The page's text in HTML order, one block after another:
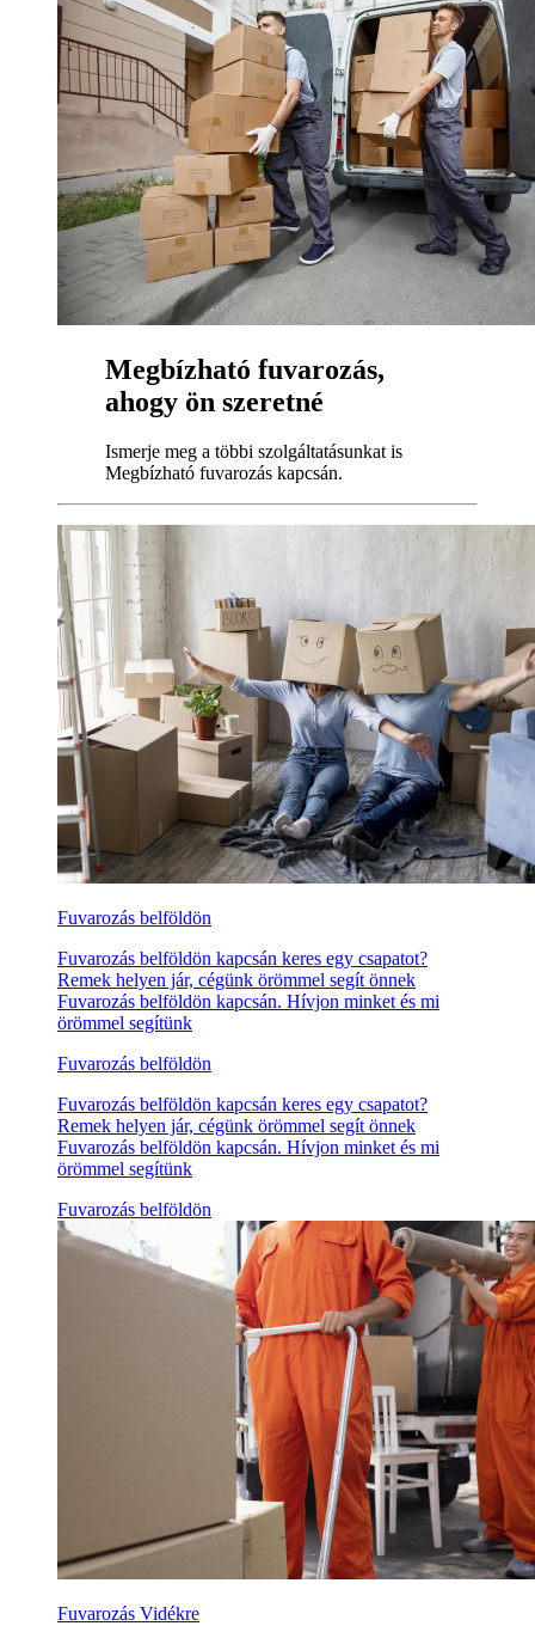
Megbízható fuvarozás,
ahogy ön szeretné
Ismerje meg a többi szolgáltatásunkat is
Megbízható fuvarozás kapcsán.
Fuvarozás belföldön
Fuvarozás belföldön kapcsán keres egy csapatot?
Remek helyen jár, cégünk örömmel segít önnek
Fuvarozás belföldön kapcsán. Hívjon minket és mi
örömmel segítünk
Fuvarozás belföldön
Fuvarozás belföldön kapcsán keres egy csapatot?
Remek helyen jár, cégünk örömmel segít önnek
Fuvarozás belföldön kapcsán. Hívjon minket és mi
örömmel segítünk
Fuvarozás belföldön
Fuvarozás Vidékre